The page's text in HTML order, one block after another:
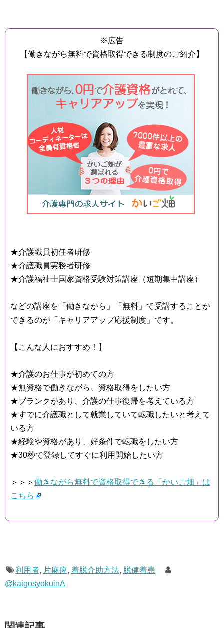
※広告
【働きながら無料で資格取得できる制度のご紹介】
★介護職員初任者研修
★介護職員実務者研修
★介護福祉士国家資格受験対策講座（短期集中講座）
などの講座を「働きながら」「無料」で受講することが
できるのが「キャリアアップ応援制度」です。
【こんな人におすすめ！】
★介護のお仕事が初めての方
★無資格で働きながら、資格取得をしたい方
★ブランクがあり、介護の仕事復帰を考えている方
★すでに介護職として就業していて転職したいと考えて
いる方
★経験や資格があり、好条件で転職をしたい方
★30秒で登録してすぐに利用開始したい方
＞＞＞ 働きながら無料で資格取得できる「かいご畑」は
こちら
利用者, 片麻痺, 着脱介助方法, 脱健着患
@kaigosyokuinA